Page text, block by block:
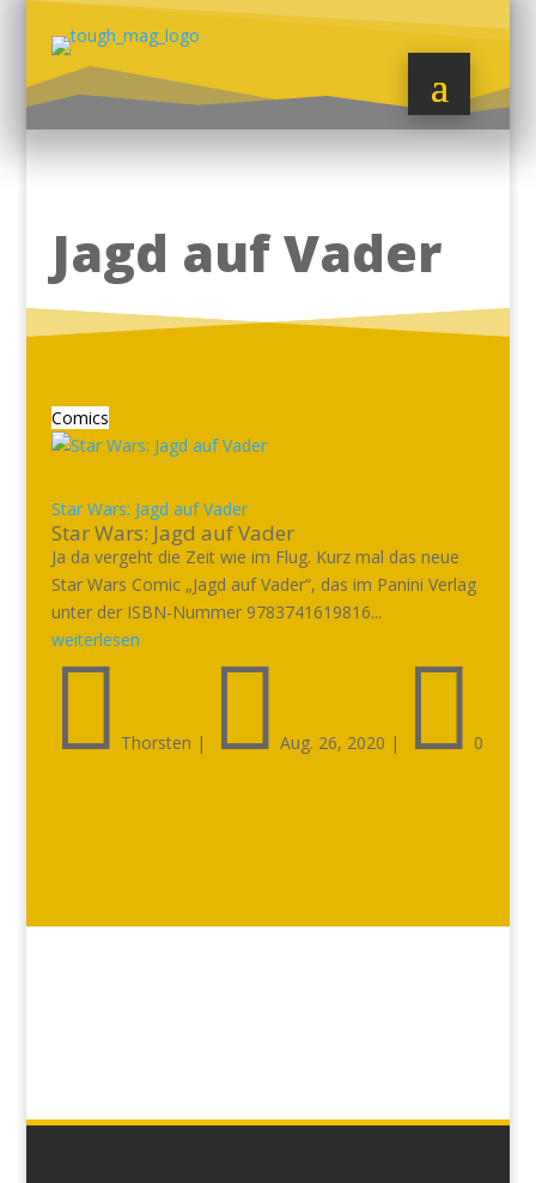
Jagd auf Vader
Comics
Star Wars: Jagd auf Vader
Star Wars: Jagd auf Vader
Ja da vergeht die Zeit wie im Flug. Kurz mal das neue
Star Wars Comic „Jagd auf Vader“, das im Panini Verlag
unter der ISBN-Nummer 9783741619816...
weiterlesen
 Thorsten |  Aug. 26, 2020 |  0